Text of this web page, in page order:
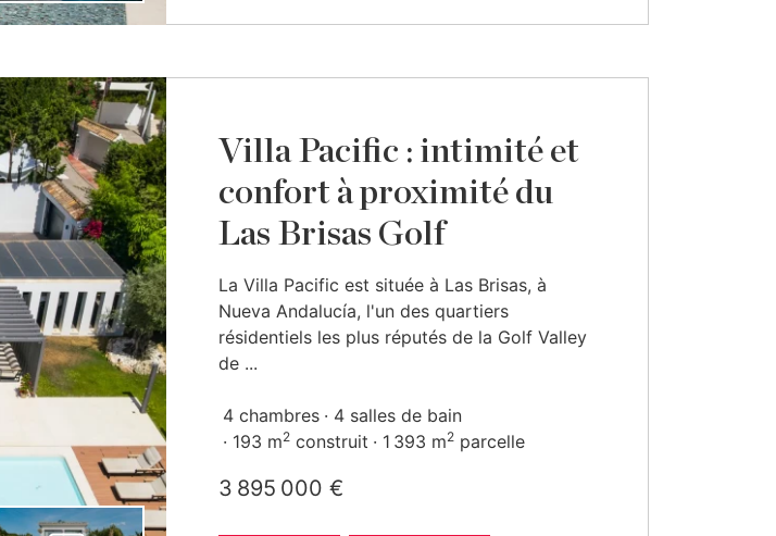
Villa Pacific : intimité et
confort à proximité du
Las Brisas Golf
La Villa Pacific est située à Las Brisas, à
Nueva Andalucía, l'un des quartiers
résidentiels les plus réputés de la Golf Valley
de ...
4 chambres
4 salles de bain
193 m2 construit 1 393 m2 parcelle
3 895 000 €